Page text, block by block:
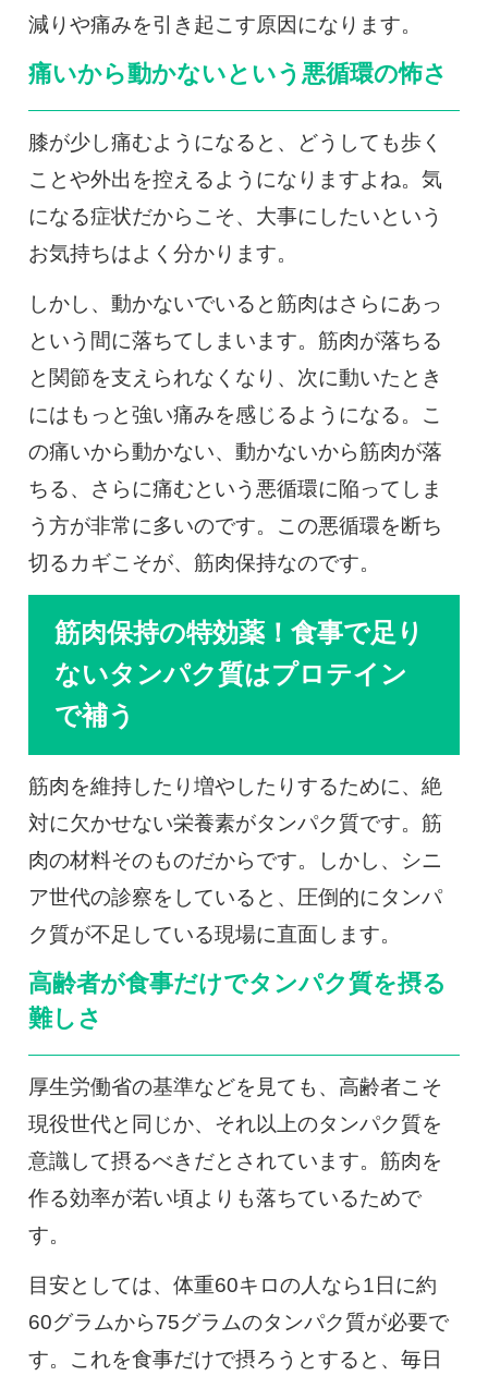
減りや痛みを引き起こす原因になります。
痛いから動かないという悪循環の怖さ
膝が少し痛むようになると、どうしても歩く
ことや外出を控えるようになりますよね。気
になる症状だからこそ、大事にしたいという
お気持ちはよく分かります。
しかし、動かないでいると筋肉はさらにあっ
という間に落ちてしまいます。筋肉が落ちる
と関節を支えられなくなり、次に動いたとき
にはもっと強い痛みを感じるようになる。こ
の痛いから動かない、動かないから筋肉が落
ちる、さらに痛むという悪循環に陥ってしま
う方が非常に多いのです。この悪循環を断ち
切るカギこそが、筋肉保持なのです。
筋肉保持の特効薬！食事で足り
ないタンパク質はプロテイン
で補う
筋肉を維持したり増やしたりするために、絶
対に欠かせない栄養素がタンパク質です。筋
肉の材料そのものだからです。しかし、シニ
ア世代の診察をしていると、圧倒的にタンパ
ク質が不足している現場に直面します。
高齢者が食事だけでタンパク質を摂る
難しさ
厚生労働省の基準などを見ても、高齢者こそ
現役世代と同じか、それ以上のタンパク質を
意識して摂るべきだとされています。筋肉を
作る効率が若い頃よりも落ちているためで
す。
目安としては、体重60キロの人なら1日に約
60グラムから75グラムのタンパク質が必要で
す。これを食事だけで摂ろうとすると、毎日